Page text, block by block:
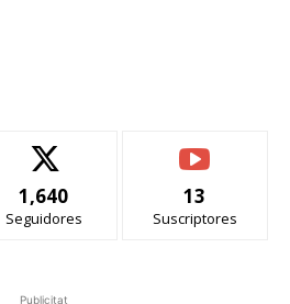
1,640
Seguidores
13
Suscriptores
Publicitat